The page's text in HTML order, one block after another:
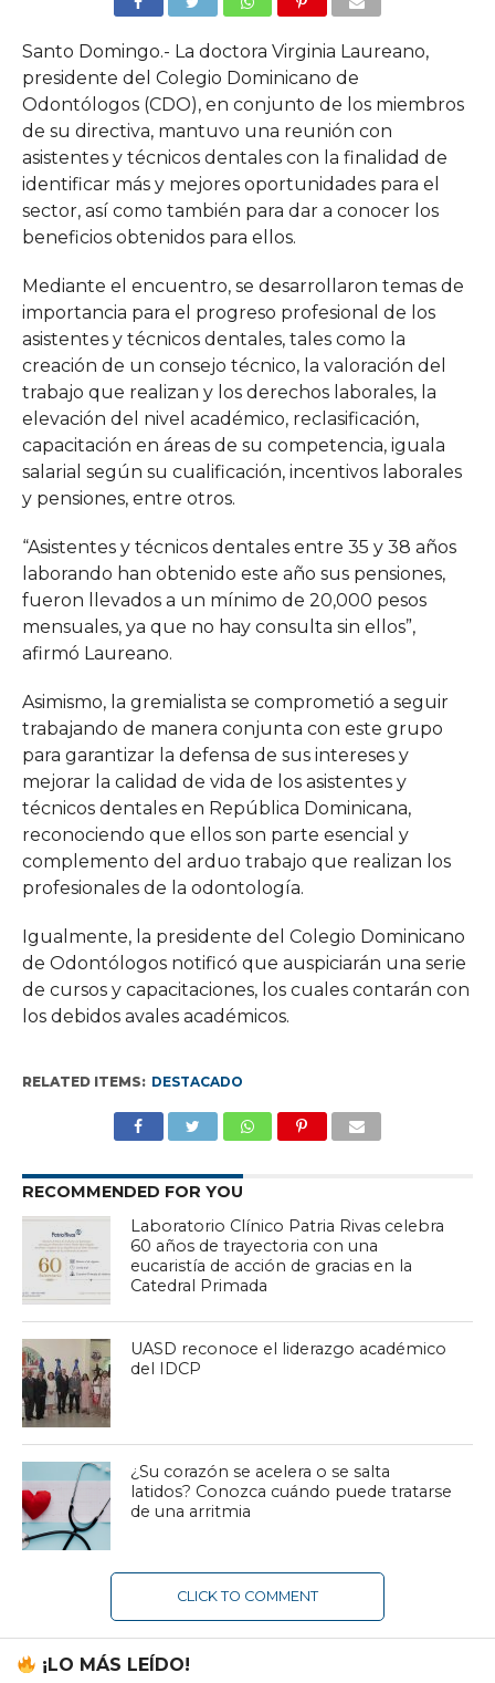
Santo Domingo.- La doctora Virginia Laureano,
presidente del Colegio Dominicano de
Odontólogos (CDO), en conjunto de los miembros
de su directiva, mantuvo una reunión con
asistentes y técnicos dentales con la finalidad de
identificar más y mejores oportunidades para el
sector, así como también para dar a conocer los
beneficios obtenidos para ellos.
Mediante el encuentro, se desarrollaron temas de
importancia para el progreso profesional de los
asistentes y técnicos dentales, tales como la
creación de un consejo técnico, la valoración del
trabajo que realizan y los derechos laborales, la
elevación del nivel académico, reclasificación,
capacitación en áreas de su competencia, iguala
salarial según su cualificación, incentivos laborales
y pensiones, entre otros.
“Asistentes y técnicos dentales entre 35 y 38 años
laborando han obtenido este año sus pensiones,
fueron llevados a un mínimo de 20,000 pesos
mensuales, ya que no hay consulta sin ellos”,
afirmó Laureano.
Asimismo, la gremialista se comprometió a seguir
trabajando de manera conjunta con este grupo
para garantizar la defensa de sus intereses y
mejorar la calidad de vida de los asistentes y
técnicos dentales en República Dominicana,
reconociendo que ellos son parte esencial y
complemento del arduo trabajo que realizan los
profesionales de la odontología.
Igualmente, la presidente del Colegio Dominicano
de Odontólogos notificó que auspiciarán una serie
de cursos y capacitaciones, los cuales contarán con
los debidos avales académicos.
RELATED ITEMS: DESTACADO
RECOMMENDED FOR YOU
Laboratorio Clínico Patria Rivas celebra
60 años de trayectoria con una
eucaristía de acción de gracias en la
Catedral Primada
UASD reconoce el liderazgo académico
del IDCP
¿Su corazón se acelera o se salta
latidos? Conozca cuándo puede tratarse
de una arritmia
CLICK TO COMMENT
¡LO MÁS LEÍDO!